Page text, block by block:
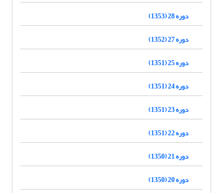
دوره 28 (1353)
دوره 27 (1352)
دوره 25 (1351)
دوره 24 (1351)
دوره 23 (1351)
دوره 22 (1351)
دوره 21 (1350)
دوره 20 (1350)